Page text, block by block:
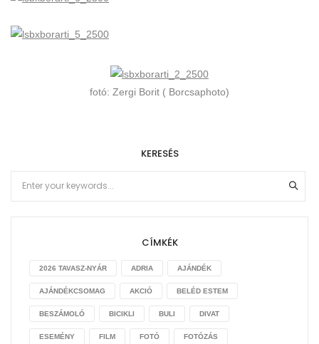
fotó: Zergi Borit ( Borcsaphoto)
KERESÉS
CÍMKÉK
2026 TAVASZ-NYÁR ADRIA AJÁNDÉK
AJÁNDÉKCSOMAG AKCIÓ BELÉD ESTEM
BESZÁMOLÓ BICIKLI BULI DIVAT
ESEMÉNY FILM FOTÓ FOTÓZÁS